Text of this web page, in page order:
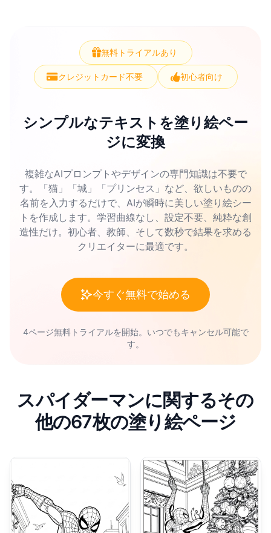
無料トライアルあり
クレジットカード不要 初心者向け
シンプルなテキストを塗り絵ペー
ジに変換
複雑なAIプロンプトやデザインの専門知識は不要で
す。「猫」「城」「プリンセス」など、欲しいものの
名前を入力するだけで、AIが瞬時に美しい塗り絵シー
トを作成します。学習曲線なし、設定不要、純粋な創
造性だけ。初心者、教師、そして数秒で結果を求める
クリエイターに最適です。
今すぐ無料で始める
4ページ無料トライアルを開始。いつでもキャンセル可能で
す。
スパイダーマンに関するその
他の67枚の塗り絵ページ